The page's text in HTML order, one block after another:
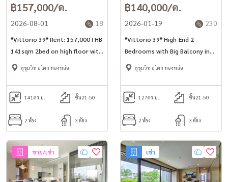
฿157,000/ด.
2026-08-01 18
*Vittorio 39* Rent: 157,000THB
141sqm 2bed on high floor with
open view unit for rent in
Phrom Phong area.
สุขุมวิท อโศก ทองหล่อ
141 ตร.ม. ชั้น21-50
2 ห้อง 3 ห้อง
฿140,000/ด.
2026-01-19 230
*Vittorio 39* High-End 2
Bedrooms with Big Balcony in
Phrom Phong station area.
สุขุมวิท อโศก ทองหล่อ
127ตร.ม. ชั้น21-50
2 ห้อง 3 ห้อง
ขาย/เช่า เช่า